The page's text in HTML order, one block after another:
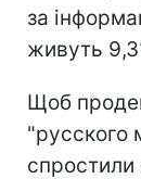
за
живуть
Щоб
"русского
спростили